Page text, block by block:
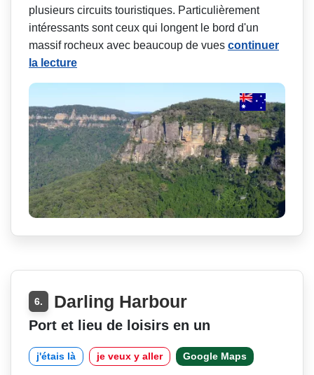
plusieurs circuits touristiques. Particulièrement
intéressants sont ceux qui longent le bord d'un
massif rocheux avec beaucoup de vues continuer
la lecture
6. Darling Harbour
Port et lieu de loisirs en un
j'étais là je veux y aller Google Maps